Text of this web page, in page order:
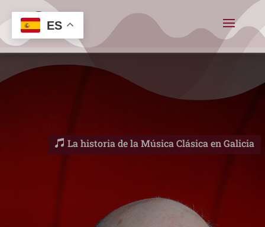
La historia de la Música Clásica en Galicia
ES